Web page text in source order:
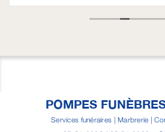
POMPES
Services funéraires | Marbrerie |